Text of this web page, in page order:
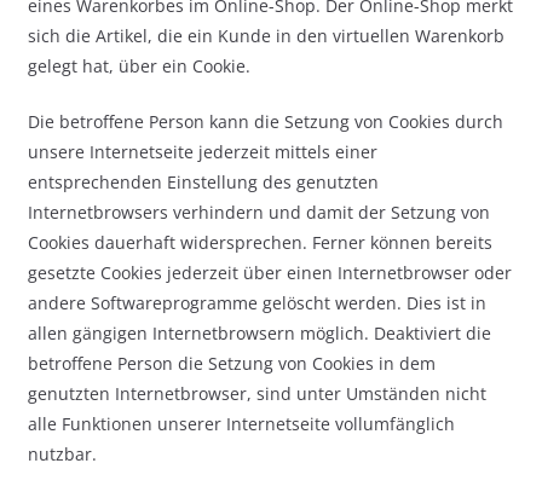
eines Warenkorbes im Online-Shop. Der Online-Shop merkt
sich die Artikel, die ein Kunde in den virtuellen Warenkorb
gelegt hat, über ein Cookie.
Die betroffene Person kann die Setzung von Cookies durch
unsere Internetseite jederzeit mittels einer
entsprechenden Einstellung des genutzten
Internetbrowsers verhindern und damit der Setzung von
Cookies dauerhaft widersprechen. Ferner können bereits
gesetzte Cookies jederzeit über einen Internetbrowser oder
andere Softwareprogramme gelöscht werden. Dies ist in
allen gängigen Internetbrowsern möglich. Deaktiviert die
betroffene Person die Setzung von Cookies in dem
genutzten Internetbrowser, sind unter Umständen nicht
alle Funktionen unserer Internetseite vollumfänglich
nutzbar.